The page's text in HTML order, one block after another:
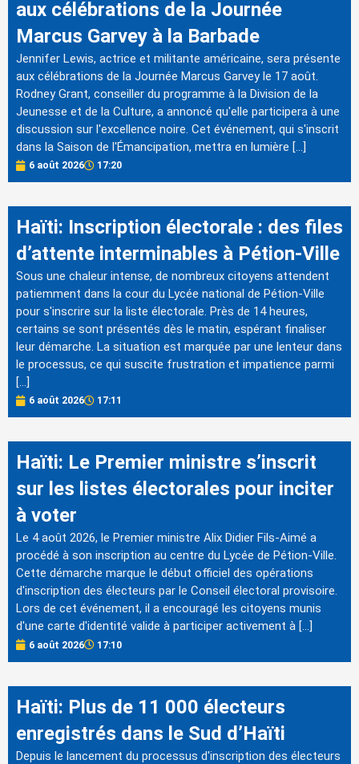
aux célébrations de la Journée
Marcus Garvey à la Barbade
Jennifer Lewis, actrice et militante américaine, sera présente
aux célébrations de la Journée Marcus Garvey le 17 août.
Rodney Grant, conseiller du programme à la Division de la
Jeunesse et de la Culture, a annoncé qu'elle participera à une
discussion sur l'excellence noire. Cet événement, qui s'inscrit
dans la Saison de l'Émancipation, mettra en lumière […]
6 août 2026 17:20
Haïti: Inscription électorale : des files
d’attente interminables à Pétion-Ville
Sous une chaleur intense, de nombreux citoyens attendent
patiemment dans la cour du Lycée national de Pétion-Ville
pour s'inscrire sur la liste électorale. Près de 14 heures,
certains se sont présentés dès le matin, espérant finaliser
leur démarche. La situation est marquée par une lenteur dans
le processus, ce qui suscite frustration et impatience parmi
[…]
6 août 2026 17:11
Haïti: Le Premier ministre s’inscrit
sur les listes électorales pour inciter
à voter
Le 4 août 2026, le Premier ministre Alix Didier Fils-Aimé a
procédé à son inscription au centre du Lycée de Pétion-Ville.
Cette démarche marque le début officiel des opérations
d'inscription des électeurs par le Conseil électoral provisoire.
Lors de cet événement, il a encouragé les citoyens munis
d'une carte d'identité valide à participer activement à […]
6 août 2026 17:10
Haïti: Plus de 11 000 électeurs
enregistrés dans le Sud d’Haïti
Depuis le lancement du processus d'inscription des électeurs